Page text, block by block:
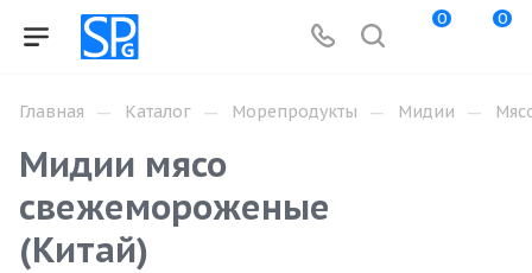
0 0
Главная — Каталог — Морепродукты — Мидии —
Мидии мясо
свежемороженые
(Китай)